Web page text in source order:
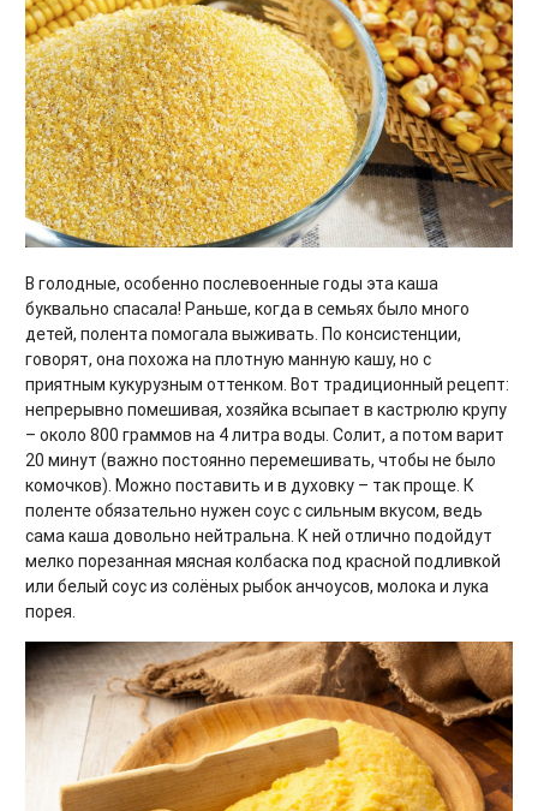
В голодные, особенно послевоенные годы эта каша
буквально спасала! Раньше, когда в семьях было много
детей, полента помогала выживать. По консистенции,
говорят, она похожа на плотную манную кашу, но с
приятным кукурузным оттенком. Вот традиционный рецепт:
непрерывно помешивая, хозяйка всыпает в кастрюлю крупу
– около 800 граммов на 4 литра воды. Солит, а потом варит
20 минут (важно постоянно перемешивать, чтобы не было
комочков). Можно поставить и в духовку – так проще. К
поленте обязательно нужен соус с сильным вкусом, ведь
сама каша довольно нейтральна. К ней отлично подойдут
мелко порезанная мясная колбаска под красной подливкой
или белый соус из солёных рыбок анчоусов, молока и лука
порея.